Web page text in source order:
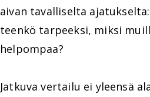
aivan tavalliselta
teenkö tarpeeksi, miksi
helpompaa?
Jatkuva vertailu ei yleensä